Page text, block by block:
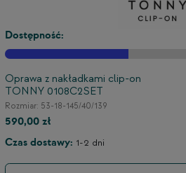
Dostępność:
Oprawa z nakładkami clip-on
TONNY 0108C2SET
Rozmiar: 53-18-145/40/139
590,00 zł
Czas dostawy: 1-2 dni